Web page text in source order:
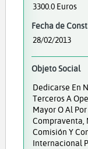
3300.0 Euros
Fecha de
28/02/2013
Objeto Social
Dedicarse En
Terceros A
Mayor O Al
Compraventa,
Comisión Y
Internacional